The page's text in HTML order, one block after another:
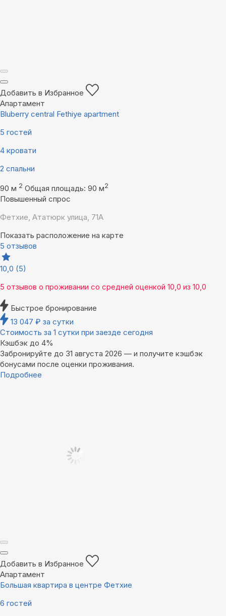
Добавить в Избранное
Апартамент
Bluberry central Fethiye apartment
5 гостей
4 кровати
2 спальни
90 м 2 Общая площадь: 90 м2
Повышенный спрос
Фетхие, Ататюрк улица, 71А
Показать расположение на карте
5 отзывов
10,0 (5)
5 отзывов о проживании со средней оценкой 10,0 из 10,0
Быстрое бронирование
13 047 ₽ за сутки
Стоимость за 1 сутки при заезде сегодня
Кэшбэк до 4%
Забронируйте до 31 августа 2026 — и получите кэшбэк
бонусами после оценки проживания.
Подробнее
Добавить в Избранное
Апартамент
Большая квартира в центре Фетхие
6 гостей